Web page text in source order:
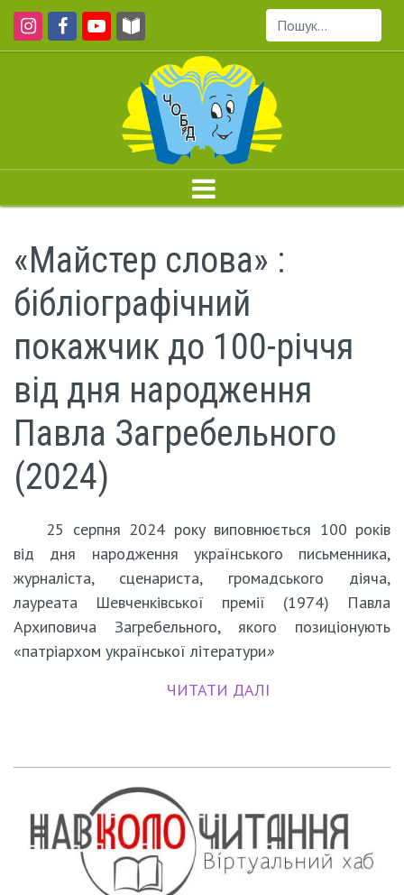
Пошук...
«Майстер слова» :
бібліографічний
покажчик до 100-річчя
від дня народження
Павла Загребельного
(2024)
25 серпня 2024 року виповнюється 100 років
від дня народження українського письменника,
журналіста, сценариста, громадського діяча,
лауреата Шевченківської премії (1974) Павла
Архиповича Загребельного, якого позиціонують
«патріархом української літератури»
ЧИТАТИ ДАЛІ